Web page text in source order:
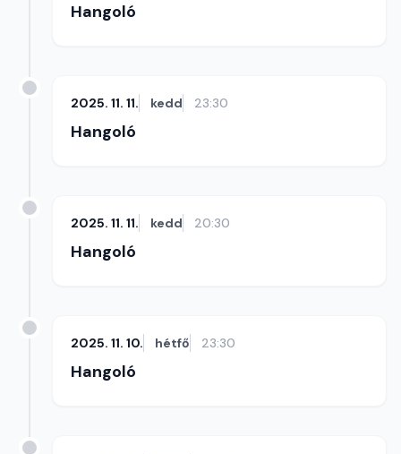
Hangoló
2025. 11. 11. kedd 23:30
Hangoló
2025. 11. 11. kedd 20:30
Hangoló
2025. 11. 10. hétfő 23:30
Hangoló